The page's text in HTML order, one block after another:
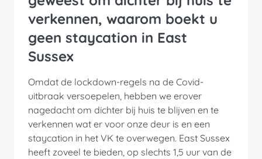
verkennen, waarom boekt u
geen staycation in East
Sussex
Omdat de lockdown-regels na de Covid-
uitbraak versoepelen, hebben we erover
nagedacht om dichter bij huis te blijven en te
verkennen wat er voor onze deur is en een
staycation in het VK te overwegen. East Sussex
heeft zoveel te bieden, op slechts 1,5 uur van de